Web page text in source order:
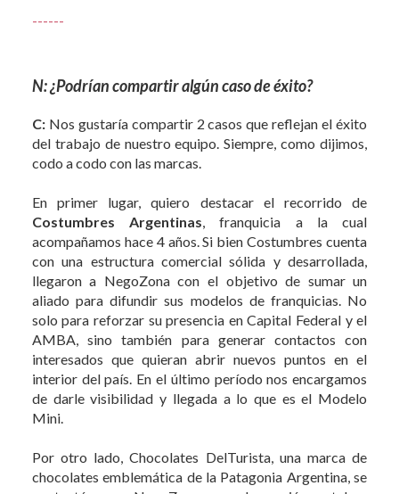
------
N: ¿Podrían compartir algún caso de éxito?
C:Nos gustaría compartir 2 casos que reflejan el éxito
del trabajo de nuestro equipo. Siempre, como dijimos,
codo a codo con las marcas.
En primer lugar, quiero destacar el recorrido de
Costumbres Argentinas , franquicia a la cual
acompañamos hace 4 años. Si bien Costumbres cuenta
con una estructura comercial sólida y desarrollada,
llegaron a NegoZona con el objetivo de sumar un
aliado para difundir sus modelos de franquicias. No
solo para reforzar su presencia en Capital Federal y el
AMBA, sino también para generar contactos con
interesados que quieran abrir nuevos puntos en el
interior del país. En el último período nos encargamos
de darle visibilidad y llegada a lo que es el Modelo
Mini.
Por otro lado, Chocolates DelTurista, una marca de
chocolates emblemática de la Patagonia Argentina, se